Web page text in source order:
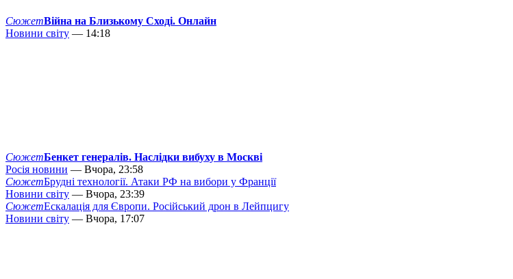
СюжетВійна на Близькому Сході. Онлайн
Новини світу — 14:18
СюжетБенкет генералів. Наслідки вибуху в Москві
Росія новини — Вчора, 23:58
СюжетБрудні технології. Атаки РФ на вибори у Франції
Новини світу — Вчора, 23:39
СюжетЕскалація для Європи. Російський дрон в Лейпцигу
Новини світу — Вчора, 17:07